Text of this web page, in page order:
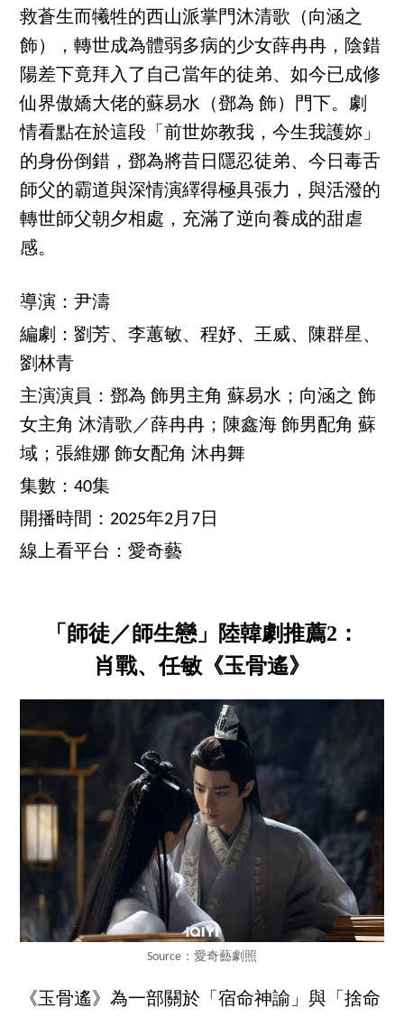
救蒼生而犧牲的西山派掌門沐清歌（向涵之
飾），轉世成為體弱多病的少女薛冉冉，陰錯
陽差下竟拜入了自己當年的徒弟、如今已成修
仙界傲嬌大佬的蘇易水（鄧為 飾）門下。劇
情看點在於這段「前世妳教我，今生我護妳」
的身份倒錯，鄧為將昔日隱忍徒弟、今日毒舌
師父的霸道與深情演繹得極具張力，與活潑的
轉世師父朝夕相處，充滿了逆向養成的甜虐
感。
導演：尹濤
編劇：劉芳、李蕙敏、程妤、王威、陳群星、
劉林青
主演演員：鄧為 飾男主角 蘇易水；向涵之 飾
女主角 沐清歌／薛冉冉；陳鑫海 飾男配角 蘇
域；張維娜 飾女配角 沐冉舞
集數：40集
開播時間：2025年2月7日
線上看平台：愛奇藝
「師徒／師生戀」陸韓劇推薦2：
肖戰、任敏《玉骨遙》
Source：愛奇藝劇照
《玉骨遙》為一部關於「宿命神諭」與「捨命